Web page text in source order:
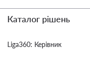
Каталог рішень
Liga360: Керівник